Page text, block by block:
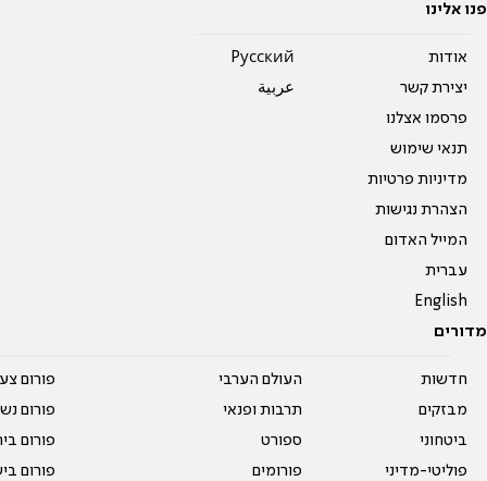
פנו אלינו
אודות
יצירת קשר
פרסמו אצלנו
תנאי שימוש
מדיניות פרטיות
הצהרת נגישות
המייל האדום
עברית
English
Pусский
عربية
מדורים
חדשות
מבזקים
ביטחוני
פוליטי-מדיני
העולם הערבי
תרבות ופנאי
ספורט
פורומים
פורום
פורום
פורום
פורום